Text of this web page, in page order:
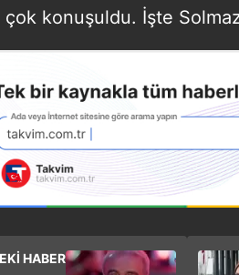
konuşuldu. İşte
HABER